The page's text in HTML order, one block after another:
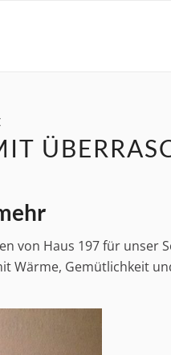
von Haus 197 für unser
Wärme, Gemütlichkeit